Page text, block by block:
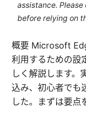
assistance.
before relying on
概要 Microsoft
利用するための設
しく解説します。
込み、初心者でも
した。まずは要点